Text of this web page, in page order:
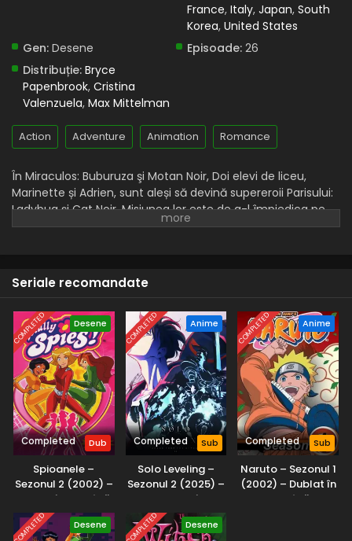
France, Italy, Japan, South
Korea, United States
Gen: Desene Episoade: 26
Distribuție: Bryce
Papenbrook, Cristina
Valenzuela, Max Mittelman
Action Adventure Animation Romance
În Miraculos: Buburuza şi Motan Noir, Doi elevi de liceu,
Marinette și Adrien, sunt aleși să devină supereroii Parisului:
Ladybug și Cat Noir. Misiunea lor este de a-l împiedica pe
Hawk Moth, care vrea să le fure Miraculouses, să facă
păstrează identitatea secretă. La școală, Marinette este
îndrăgostită de Adrien, dar nu-i poate spune, așa că se
comportă ciudat ori de câte ori acesta este prin preajmă.
Seriale recomandate
COMPLETED Desene
Completed Dub
Spioanele –
Sezonul 2 (2002) –
Dublat în Română
COMPLETED Anime
Completed Sub
Solo Leveling –
Sezonul 2 (2025) –
Subtitrat în
Română
COMPLETED Anime
Completed Sub
Naruto – Sezonul 1
(2002) – Dublat în
Română
COMPLETED Desene COMPLETED Desene